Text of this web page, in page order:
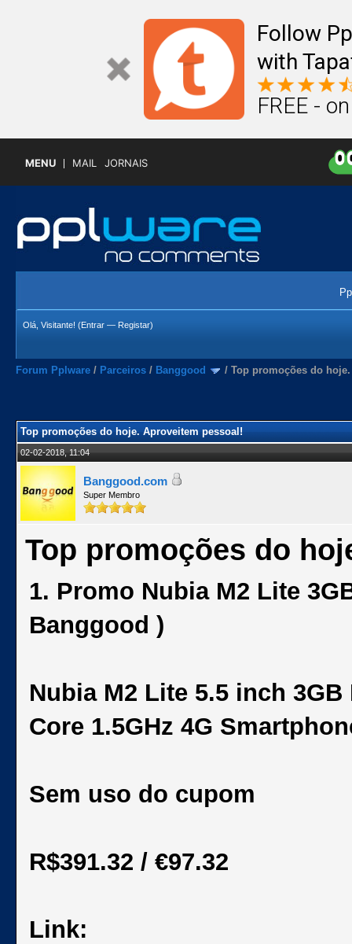
Follow
with
FREE -
MENU MAIL JORNAIS
Olá, Visitante! (Entrar — Registar)
Forum Pplware / Parceiros / Banggood / Top promoções do
Top promoções do hoje. Aproveitem pessoal!
02-02-2018, 11:04
Banggood.com
Super Membro
Top promoções do
1. Promo Nubia M2 Lite
Banggood )
Nubia M2 Lite 5.5 inch 3GB
Core 1.5GHz 4G
Sem uso do cupom
R$391.32 / €97.32
Link: